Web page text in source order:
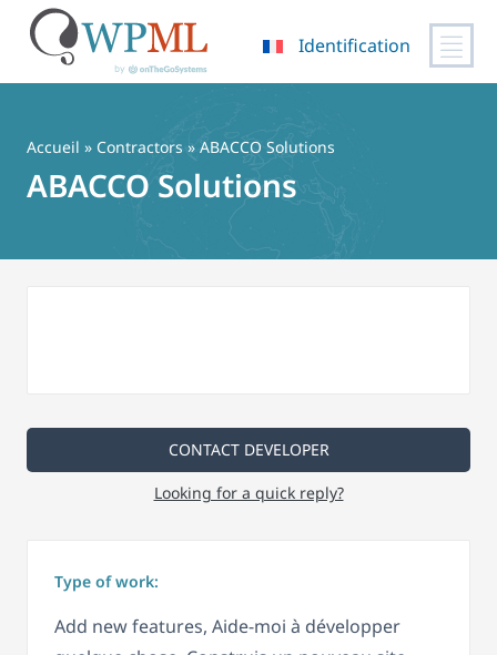
contenu
Identification
Accueil » Contractors » ABACCO Solutions
ABACCO Solutions
CONTACT DEVELOPER
Looking for a quick reply?
Type of work:
Add new features, Aide-moi à développer